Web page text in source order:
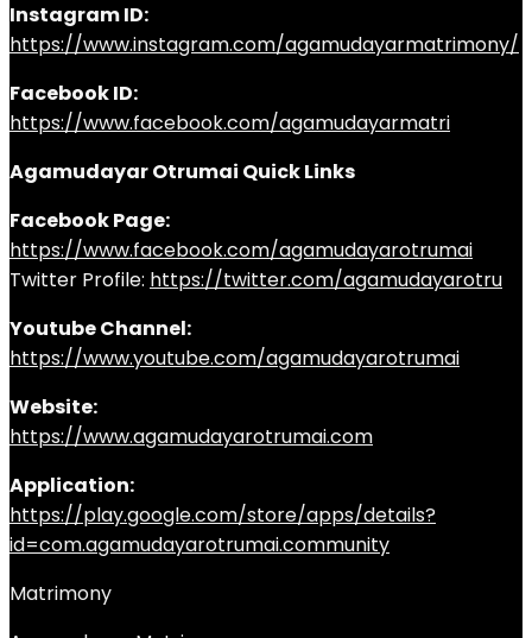
Instagram ID:
https://www.instagram.com/agamudayarmatrimony/
Facebook ID:
https://www.facebook.com/agamudayarmatri
Agamudayar Otrumai Quick Links
Facebook Page:
https://www.facebook.com/agamudayarotrumai
Twitter Profile: https://twitter.com/agamudayarotru
Youtube Channel:
https://www.youtube.com/agamudayarotrumai
Website:
https://www.agamudayarotrumai.com
Application:
https://play.google.com/store/apps/details?
id=com.agamudayarotrumai.community
Matrimony